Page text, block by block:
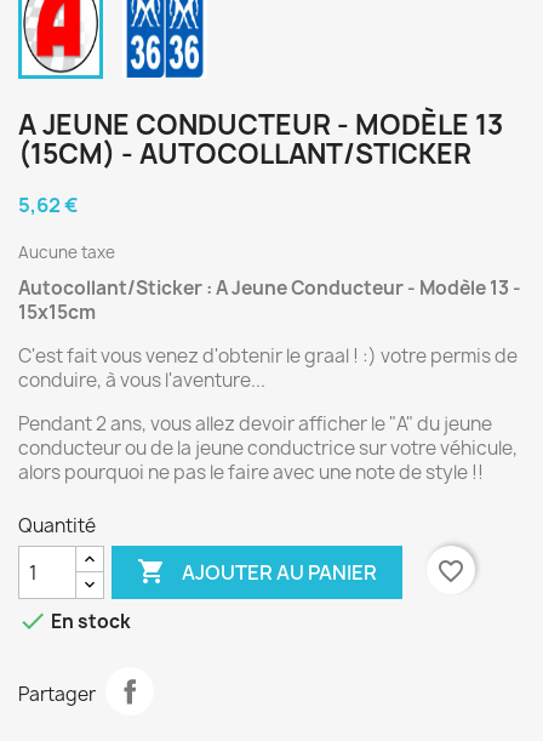
A JEUNE CONDUCTEUR - MODÈLE 13
(15CM) - AUTOCOLLANT/STICKER
5,62 €
Aucune taxe
Autocollant/Sticker : A Jeune Conducteur - Modèle 13 -
15x15cm
C'est fait vous venez d'obtenir le graal ! :) votre permis de
conduire, à vous l'aventure...
Pendant 2 ans, vous allez devoir afficher le "A" du jeune
conducteur ou de la jeune conductrice sur votre véhicule,
alors pourquoi ne pas le faire avec une note de style !!
Quantité
 AJOUTER AU PANIER
favorite_border
 En stock
Partager